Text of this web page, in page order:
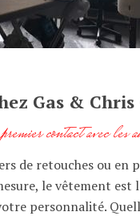
Gas &
contact avec les
de retouches ou en
le vêtement est
personnalité.